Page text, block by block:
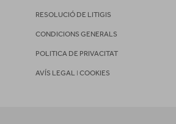
RESOLUCIÓ DE LITIGIS
CONDICIONS GENERALS
POLITICA DE PRIVACITAT
AVÍS LEGAL I COOKIES